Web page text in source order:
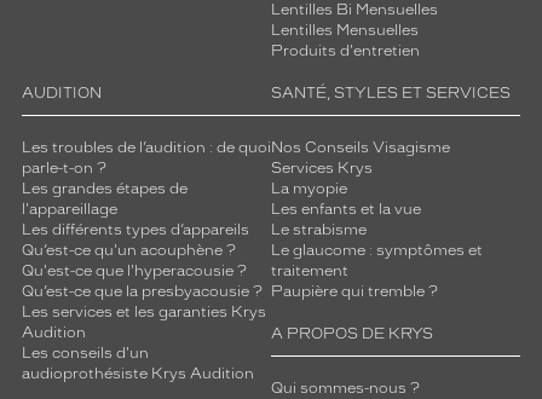
Lentilles Bi Mensuelles
Lentilles Mensuelles
Produits d'entretien
AUDITION
Les troubles de l’audition : de quoi
parle-t-on ?
Les grandes étapes de
l'appareillage
Les différents types d’appareils
Qu’est-ce qu'un acouphène ?
Qu'est-ce que l'hyperacousie ?
Qu’est-ce que la presbyacousie ?
Les services et les garanties Krys
Audition
Les conseils d'un
audioprothésiste Krys Audition
SANTÉ, STYLES ET SERVICES
Nos Conseils Visagisme
Services Krys
La myopie
Les enfants et la vue
Le strabisme
Le glaucome : symptômes et
traitement
Paupière qui tremble ?
A PROPOS DE KRYS
Qui sommes-nous ?